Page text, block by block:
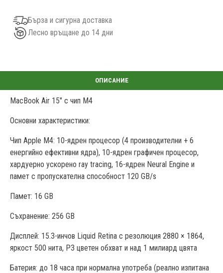
Бърза и сигурна доставка
Лесно връщане до 14 дни
MacBook Air 15″ с чип M4
Основни характеристики:
Чип Apple M4: 10-ядрен процесор (4 производителни + 6
енергийно ефективни ядра), 10-ядрен графичен процесор,
хардуерно ускорено ray tracing, 16-ядрен Neural Engine и
памет с пропускателна способност 120 GB/s
Памет: 16 GB
Съхранение: 256 GB
Дисплей: 15.3-инчов Liquid Retina с резолюция 2880 × 1864,
яркост 500 нита, P3 цветен обхват и над 1 милиард цвята
Батерия: до 18 часа при нормална употреба (реално изпитана